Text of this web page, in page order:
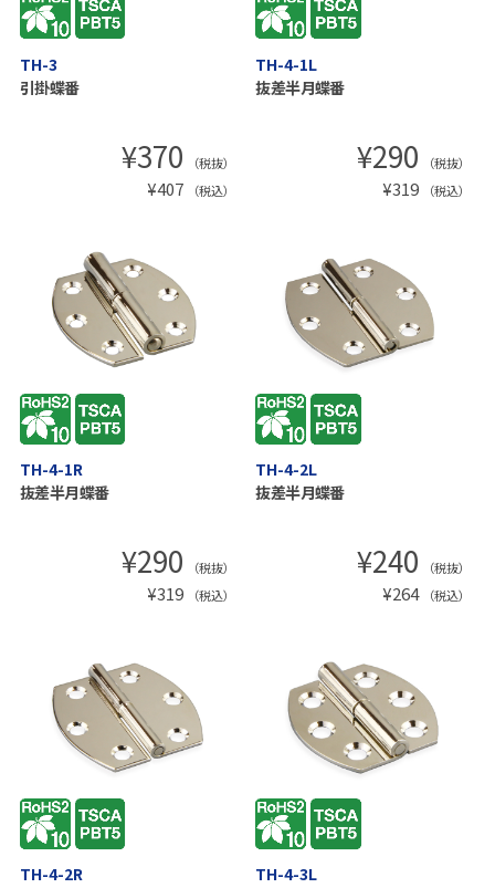
TH-3
引掛蝶番
¥370 （税抜）
¥407 （税込）
TH-4-1L
抜差半月蝶番
¥290 （税抜）
¥319 （税込）
TH-4-1R
抜差半月蝶番
¥290 （税抜）
¥319 （税込）
TH-4-2L
抜差半月蝶番
¥240 （税抜）
¥264 （税込）
TH-4-2R
TH-4-3L